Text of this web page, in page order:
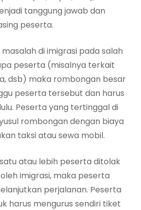
tanggung jawab dan
peserta.
di imigrasi pada salah
peserta (misalnya terkait
dsb) maka rombongan besar
peserta tersebut dan harus
Peserta yang tertinggal di
rombongan dengan biaya
taksi atau sewa mobil.
atau lebih peserta ditolak
imigrasi, maka peserta
perjalanan. Peserta
harus mengurus sendiri tiket